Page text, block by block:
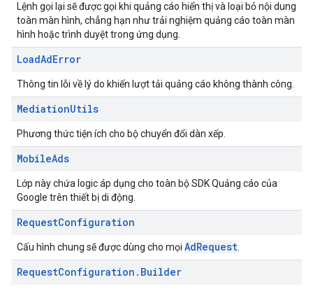
Lệnh gọi lại sẽ được gọi khi quảng cáo hiển thị và loại bỏ nội dung
toàn màn hình, chẳng hạn như trải nghiệm quảng cáo toàn màn
hình hoặc trình duyệt trong ứng dụng.
LoadAdError
Thông tin lỗi về lý do khiến lượt tải quảng cáo không thành công.
MediationUtils
Phương thức tiện ích cho bộ chuyển đổi dàn xếp.
MobileAds
Lớp này chứa logic áp dụng cho toàn bộ SDK Quảng cáo của
Google trên thiết bị di động.
RequestConfiguration
Cấu hình chung sẽ được dùng cho mọi AdRequest
RequestConfiguration . Builder